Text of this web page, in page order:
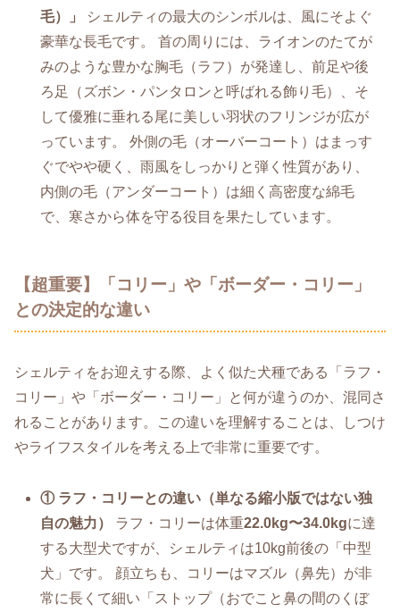
毛）」
シェルティの最大のシンボルは、風にそよぐ
豪華な長毛です。 首の周りには、ライオンのたてが
みのような豊かな胸毛（ラフ）が発達し、前足や後
ろ足（ズボン・パンタロンと呼ばれる飾り毛）、そ
して優雅に垂れる尾に美しい羽状のフリンジが広が
っています。 外側の毛（オーバーコート）はまっす
ぐでやや硬く、雨風をしっかりと弾く性質があり、
内側の毛（アンダーコート）は細く高密度な綿毛
で、寒さから体を守る役目を果たしています。
【超重要】「コリー」や「ボーダー・コリー」
との決定的な違い
シェルティをお迎えする際、よく似た犬種である「ラフ・
コリー」や「ボーダー・コリー」と何が違うのか、混同さ
れることがあります。この違いを理解することは、しつけ
やライフスタイルを考える上で非常に重要です。
① ラフ・コリーとの違い（単なる縮小版ではない独
自の魅力）
ラフ・コリーは体重22.0kg〜34.0kgに達
する大型犬ですが、シェルティは10kg前後の「中型
犬」です。 顔立ちも、コリーはマズル（鼻先）が非
常に長くて細い「ストップ（おでこと鼻の間のくぼ